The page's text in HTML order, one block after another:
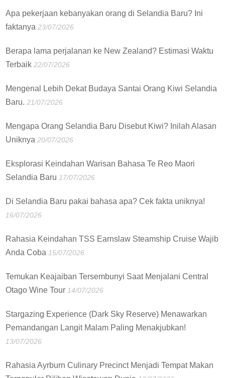
Apa pekerjaan kebanyakan orang di Selandia Baru? Ini
faktanya 23/07/2026
Berapa lama perjalanan ke New Zealand? Estimasi Waktu
Terbaik 22/07/2026
Mengenal Lebih Dekat Budaya Santai Orang Kiwi Selandia
Baru. 21/07/2026
Mengapa Orang Selandia Baru Disebut Kiwi? Inilah Alasan
Uniknya 20/07/2026
Eksplorasi Keindahan Warisan Bahasa Te Reo Maori
Selandia Baru 17/07/2026
Di Selandia Baru pakai bahasa apa? Cek fakta uniknya!
16/07/2026
Rahasia Keindahan TSS Earnslaw Steamship Cruise Wajib
Anda Coba 15/07/2026
Temukan Keajaiban Tersembunyi Saat Menjalani Central
Otago Wine Tour 14/07/2026
Stargazing Experience (Dark Sky Reserve) Menawarkan
Pemandangan Langit Malam Paling Menakjubkan!
13/07/2026
Rahasia Ayrburn Culinary Precinct Menjadi Tempat Makan